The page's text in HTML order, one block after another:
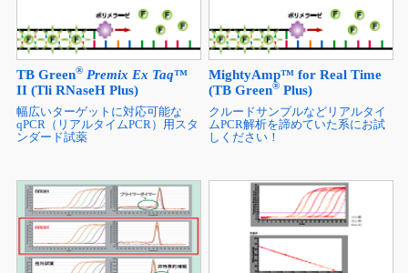
TB Green® Premix Ex Taq™
II (Tli RNaseH Plus)
幅広いターゲットに対応可能な
qPCR（リアルタイムPCR）用スタ
ンダード試薬
MightyAmp™ for Real Time
(TB Green® Plus)
クルードサンプルなどリアルタイ
ムPCR解析を諦めていた系にお試
しください！